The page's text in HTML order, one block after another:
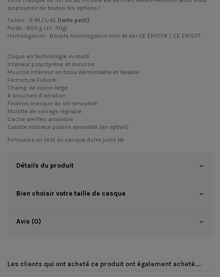
disposerez de toutes les options !
Tailles : S-M / L-XL (taille petit)
Poids : 400 g (+/- 30g)
Homologation : Double homologation vélo et ski CE EN1078 / CE EN1077
Coque en technologie in-mold
Intérieur polystyrène et mousse
Mousse intérieur en tissu démontable et lavable
Fermeture Fidlock
Champ de vision large
6 bouches d’aération
Fixation masque de ski amovible
Molette de serrage réglable
Cache oreilles amovible
Calotte intérieur polaire amovible (en option)
Retrouvez un test du casque Astro juste ici
Détails du produit
Bien choisir votre taille de casque
Avis (0)
Les clients qui ont acheté ce produit ont également acheté...